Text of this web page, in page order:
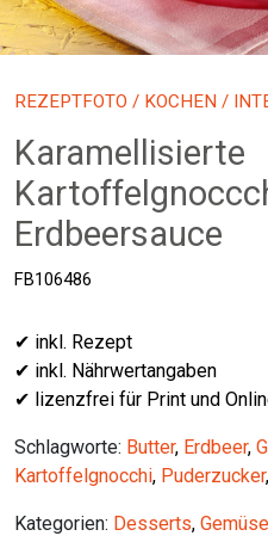
REZEPTFOTO / KOCHEN /
Karamellisierte
Erdbeersauce
FB106486
✔ inkl. Rezept
✔ inkl. Nährwertangaben
✔ lizenzfrei für Print und
Schlagworte: Butter, Erdbeer,
Kartoffelgnocchi, Puderzucker,
Kategorien: Desserts, Gemüse